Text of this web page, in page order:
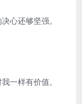
心还够坚强。
一样有价值。